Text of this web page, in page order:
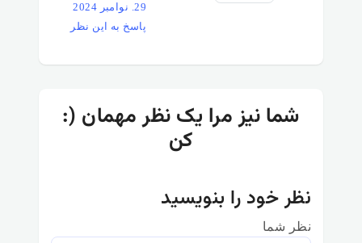
29. نوامبر 2024
پاسخ به این نظر
:) شما نیز مرا یک نظر مهمان
کن
نظر خود را بنویسید
نظر شما